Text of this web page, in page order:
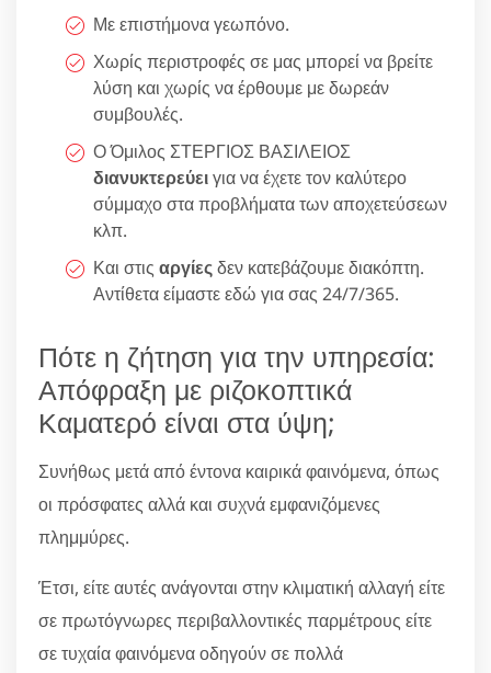
Με επιστήμονα γεωπόνο.
Χωρίς περιστροφές σε μας μπορεί να βρείτε
λύση και χωρίς να έρθουμε με δωρεάν
συμβουλές.
Ο Όμιλος ΣΤΕΡΓΙΟΣ ΒΑΣΙΛΕΙΟΣ
διανυκτερεύειγια να έχετε τον καλύτερο
σύμμαχο στα προβλήματα των αποχετεύσεων
κλπ.
Και στις αργίεςδεν κατεβάζουμε διακόπτη.
Αντίθετα είμαστε εδώ για σας 24/7/365.
Πότε η ζήτηση για την υπηρεσία:
Απόφραξη με ριζοκοπτικά
Καματερό είναι στα ύψη;
Συνήθως μετά από έντονα καιρικά φαινόμενα, όπως
οι πρόσφατες αλλά και συχνά εμφανιζόμενες
πλημμύρες.
Έτσι, είτε αυτές ανάγονται στην κλιματική αλλαγή είτε
σε πρωτόγνωρες περιβαλλοντικές παρμέτρους είτε
σε τυχαία φαινόμενα οδηγούν σε πολλά